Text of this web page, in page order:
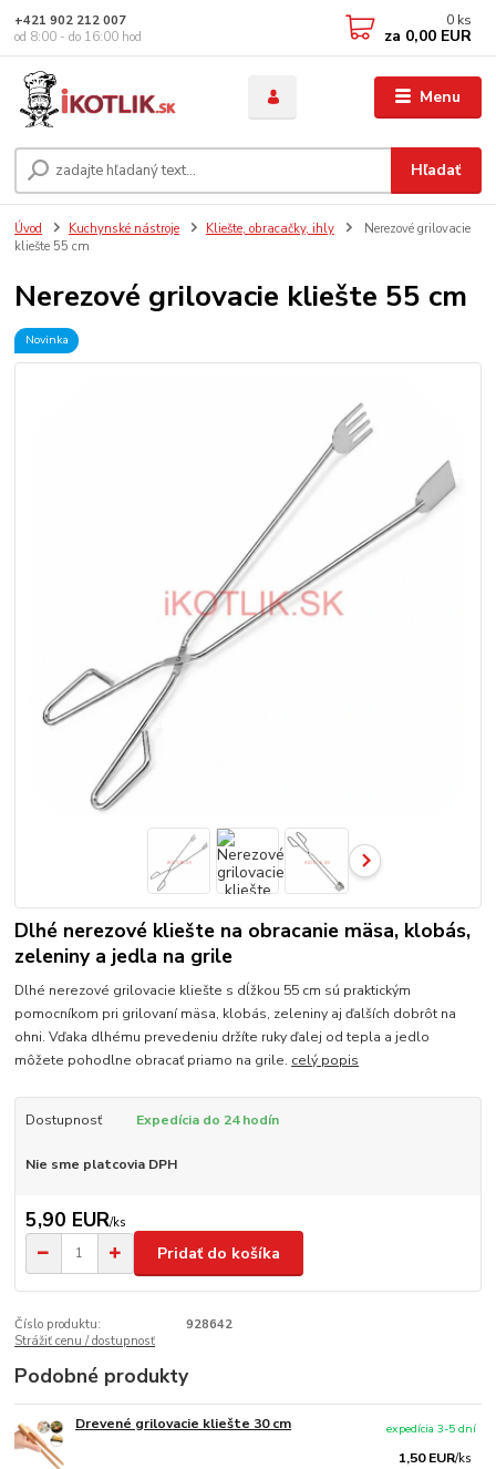
Menu
Hľadať
+421 902 212 007
od 8:00 - do 16:00 hod
0 ks
za 0,00 EUR
Úvod Kuchynské nástroje Kliešte, obracačky, ihly
Nerezové grilovacie
kliešte 55 cm
Nerezové grilovacie kliešte 55 cm
Novinka
Dlhé nerezové kliešte na obracanie mäsa, klobás,
zeleniny a jedla na grile
Dlhé nerezové grilovacie kliešte s dĺžkou 55 cm sú praktickým
pomocníkom pri grilovaní mäsa, klobás, zeleniny aj ďalších dobrôt na
ohni. Vďaka dlhému prevedeniu držíte ruky ďalej od tepla a jedlo
môžete pohodlne obracať priamo na grile. celý popis
Dostupnosť Expedícia do 24 hodín
Nie sme platcovia DPH
5,90 EUR/ks
Pridať do košíka
Číslo produktu:
928642
Strážiť cenu / dostupnosť
Podobné produkty
Drevené grilovacie kliešte 30 cm
1,50 EUR/ks
expedícia 3-5 dní